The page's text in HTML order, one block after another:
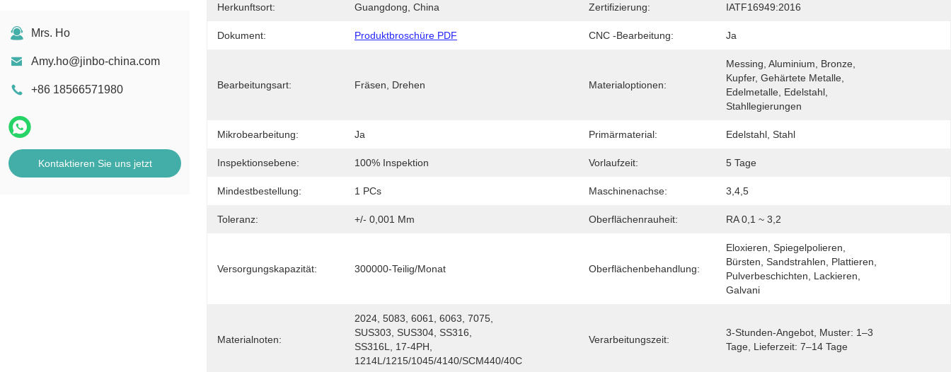
Mrs. Ho
Amy.ho@jinbo-china.com
+86 18566571980
Kontaktieren Sie uns jetzt
Herkunftsort: Guangdong, China Zertifizierung: IATF16949:2016
Dokument: Produktbroschüre PDF CNC -Bearbeitung: Ja
Bearbeitungsart: Fräsen, Drehen Materialoptionen:
Messing, Aluminium, Bronze,
Kupfer, Gehärtete Metalle,
Edelmetalle, Edelstahl,
Stahllegierungen
Mikrobearbeitung: Ja Primärmaterial: Edelstahl, Stahl
Inspektionsebene: 100% Inspektion Vorlaufzeit: 5 Tage
Mindestbestellung: 1 PCs Maschinenachse: 3,4,5
Toleranz: +/- 0,001 Mm Oberflächenrauheit: RA 0,1 ~ 3,2
Versorgungskapazität: 300000-Teilig/Monat Oberflächenbehandlung:
Eloxieren, Spiegelpolieren,
Bürsten, Sandstrahlen, Plattieren,
Pulverbeschichten, Lackieren,
Galvani
Materialnoten:
2024, 5083, 6061, 6063, 7075,
SUS303, SUS304, SS316,
SS316L, 17-4PH,
1214L/1215/1045/4140/SCM440/40C
Verarbeitungszeit:
3-Stunden-Angebot, Muster: 1–3
Tage, Lieferzeit: 7–14 Tage